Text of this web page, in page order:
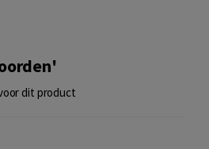
dit product